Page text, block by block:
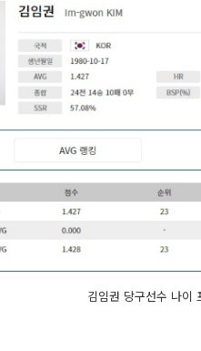
김임권 당구선수 나이